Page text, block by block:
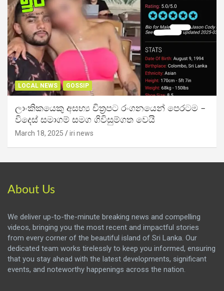
LOCAL NEWS GOSSIP
ලාංකිකයෙකු අසභ්‍ය චිත්‍රපට රංගනයෙන් පෙරටම –
විදෙස් සමාගම් සමග ගිවිසුම්ගත වෙයි
March 18, 2025 iri news
About Us
We deliver up-to-the-minute breaking news and compelling
videos, bringing you the most recent and impactful stories
from every corner of the beautiful island of Sri Lanka. Our
dedicated team works tirelessly to keep you informed, ensuring
that you stay ahead with the latest developments, significant
events, and noteworthy happenings across the nation.